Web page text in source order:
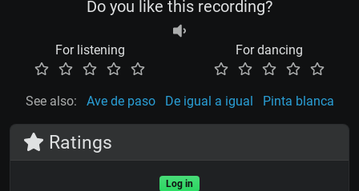
Do you like this recording?
For listening For dancing
See also: Ave de paso De igual a igual Pinta blanca
Ratings
Log in